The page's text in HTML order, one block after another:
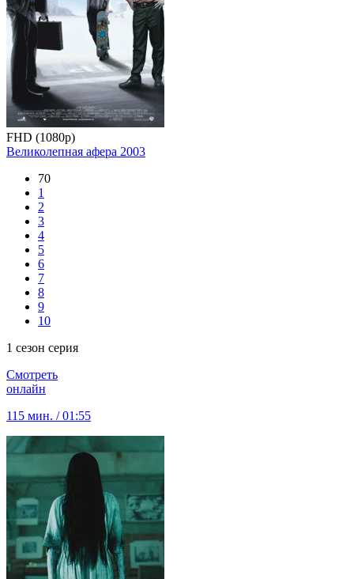
FHD (1080p)
Великолепная афера 2003
70
1
2
3
4
5
6
7
8
9
10
1 сезон серия
Смотреть
онлайн
115 мин. / 01:55